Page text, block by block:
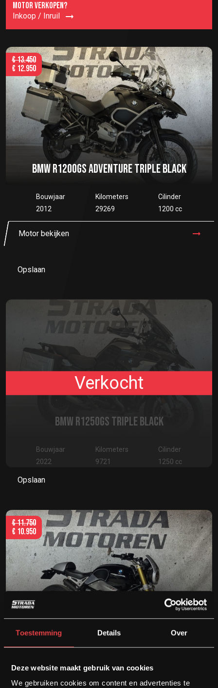
Toestemming Details Over
Deze website maakt gebruik van cookies
We gebruiken cookies om content en advertenties te
MOTOR VERKOPEN?
Inkoop / Inruil
BMW R1200GS ADVENTURE TRIPLE BLACK
Bouwjaar
2012
Kilometers
29269
Cilinder
1200 cc
Motor bekijken
€13.450
€ 12.950
Opslaan
Verkocht
BMW R1250GS TRIPLE BLACK
Bouwjaar
2022
Kilometers
9721
Cilinder
1250 cc
Opslaan
BMW RNINET
2014
9069
€11.750
€ 10.950